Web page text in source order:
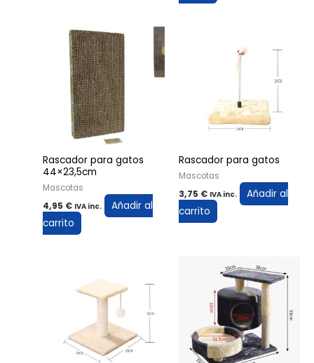
Rascador para gatos
44×23,5cm
Mascotas
4,95 € IVA inc.
Añadir al
carrito
Rascador para gatos
Mascotas
3,75 € IVA inc.
Añadir al
carrito